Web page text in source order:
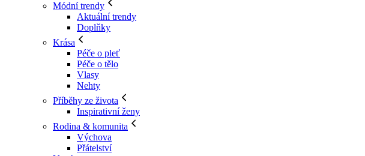
Módní trendy
Aktuální trendy
Doplňky
Krása
Péče o pleť
Péče o tělo
Vlasy
Nehty
Příběhy ze života
Inspirativní ženy
Rodina & komunita
Výchova
Přátelství